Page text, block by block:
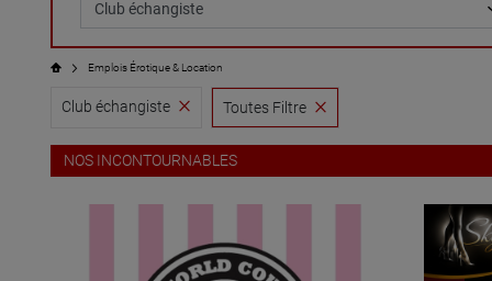
Emplois Érotique & Location
Club échangiste Toutes Filtre
NOS INCONTOURNABLES